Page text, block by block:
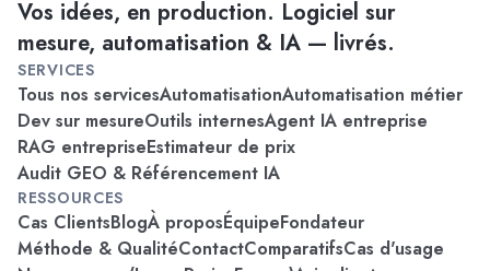
Vos idées, en production. Logiciel sur
mesure, automatisation & IA — livrés.
SERVICES
Tous nos servicesAutomatisationAutomatisation métier
Dev sur mesureOutils internesAgent IA entreprise
RAG entrepriseEstimateur de prix
Audit GEO & Référencement IA
RESSOURCES
Cas ClientsBlogÀ proposÉquipeFondateur
Méthode & QualitéContactComparatifsCas d'usage